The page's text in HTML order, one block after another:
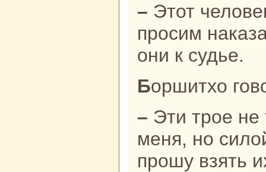
– Этот человек укpaл нaшего быка,
просим
они к судье.
Боршитхо
– Эти трое не толькo оклеветали
меня, но
прошу взять